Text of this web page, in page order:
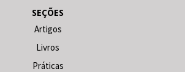
SEÇÕES
Artigos
Livros
Práticas